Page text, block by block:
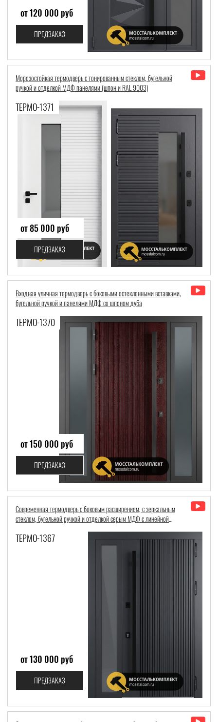
от 120 000 руб
ПРЕДЗАКАЗ
Морозостойкая термодверь с тонированным стеклом, бугельной
ручкой и отделкой МДФ панелями (шпон и RAL 9003)
ТЕРМО-1371
от 85 000 руб
ПРЕДЗАКАЗ
Входная уличная термодверь с боковыми остекленными вставками,
бугельной ручкой и панелями МДФ со шпоном дуба
ТЕРМО-1370
от 150 000 руб
ПРЕДЗАКАЗ
Современная термодверь с боковым расширением, с зеркальным
стеклом, бугельной ручкой и отделкой серым МДФ с линейной
ТЕРМО-1367
от 130 000 руб
ПРЕДЗАКАЗ